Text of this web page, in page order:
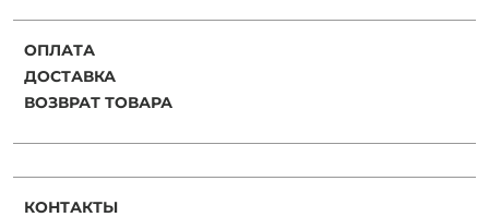
ОПЛАТА
ДОСТАВКА
ВОЗВРАТ ТОВАРА
КОНТАКТЫ